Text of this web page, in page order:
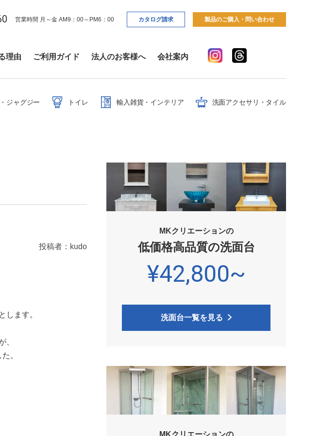
営業時間 月～金 AM9：00～PM6：00 カタログ請求 製品のご購入・問い合わせ
理由 ご利用ガイド 法人のお客様へ 会社案内
ジャグジー トイレ 輸入雑貨・インテリア 洗面アクセサリ・タイル
投稿者：kudo
します。
、
。
MKクリエーションの
低価格高品質の洗面台
¥42,800~
洗面台一覧を見る
MKクリエーションの